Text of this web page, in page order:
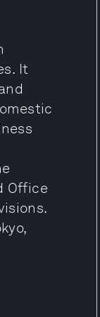
It
Office